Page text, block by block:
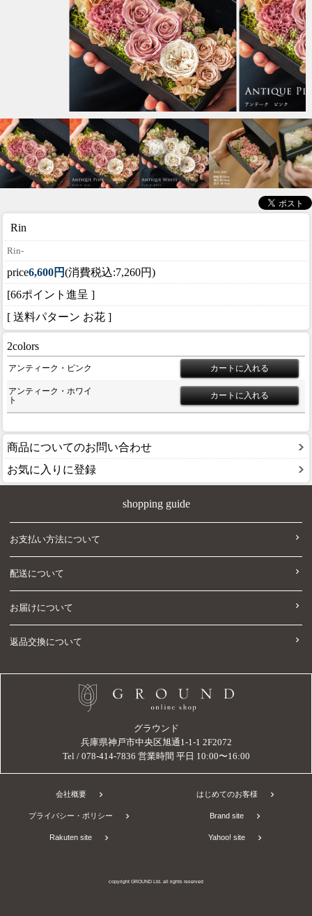
Rin
Rin-
price6,600円(消費税込:7,260円)
[66ポイント進呈 ]
[ 送料パターン お花 ]
2colors
アンティーク・ピンク
アンティーク・ホワイ
ト
商品についてのお問い合わせ
お気に入りに登録
shopping guide
お支払い方法について
配送について
お届けについて
返品交換について
グラウンド
兵庫県神戸市中央区旭通1-1-1 2F2072
Tel / 078-414-7836 営業時間 平日 10:00〜16:00
会社概要 はじめてのお客様
プライバシー・ポリシー Brand site
Rakuten site Yahoo! site
copyright GROUND Ltd. all rights reserved